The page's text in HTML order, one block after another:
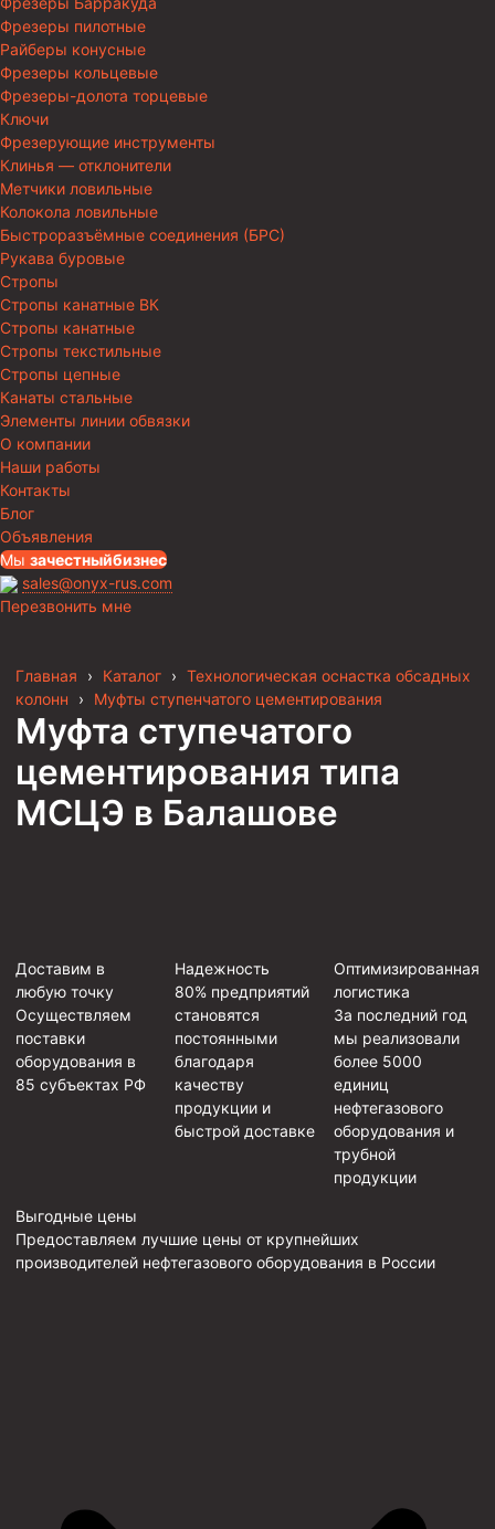
Фрезеры пилотные
Райберы конусные
Фрезеры кольцевые
Фрезеры-долота торцевые
Ключи
Фрезерующие инструменты
Клинья — отклонители
Метчики ловильные
Колокола ловильные
Быстроразъёмные соединения (БРС)
Рукава буровые
Стропы
Стропы канатные ВК
Стропы канатные
Стропы текстильные
Стропы цепные
Канаты стальные
Элементы линии обвязки
О компании
Наши работы
Контакты
Блог
Объявления
Мы зачестныйбизнес
sales@onyx-rus.com
Перезвонить мне
Главная › Каталог › Технологическая оснастка обсадных
колонн
› Муфты ступенчатого цементирования
Муфта ступечатого
цементирования типа
МСЦЭ в Балашове
Доставим в
любую точку
Осуществляем
поставки
оборудования в
85 субъектах РФ
Надежность
80% предприятий
становятся
постоянными
благодаря
качеству
продукции и
быстрой доставке
Оптимизированная
логистика
За последний год
мы реализовали
более 5000
единиц
нефтегазового
оборудования и
трубной
продукции
Выгодные цены
Предоставляем лучшие цены от крупнейших
производителей нефтегазового оборудования в России